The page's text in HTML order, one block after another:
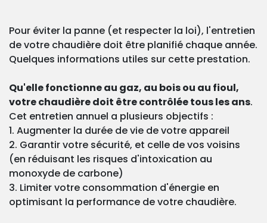
Pour éviter la panne (et respecter la loi), l'entretien
de votre chaudière doit être planifié chaque année.
Quelques informations utiles sur cette prestation.
Qu'elle fonctionne au gaz, au bois ou au fioul,
votre chaudière doit être contrôlée tous les ans.
Cet entretien annuel a plusieurs objectifs :
1. Augmenter la durée de vie de votre appareil
2. Garantir votre sécurité, et celle de vos voisins
(en réduisant les risques d'intoxication au
monoxyde de carbone)
3. Limiter votre consommation d'énergie en
optimisant la performance de votre chaudière.